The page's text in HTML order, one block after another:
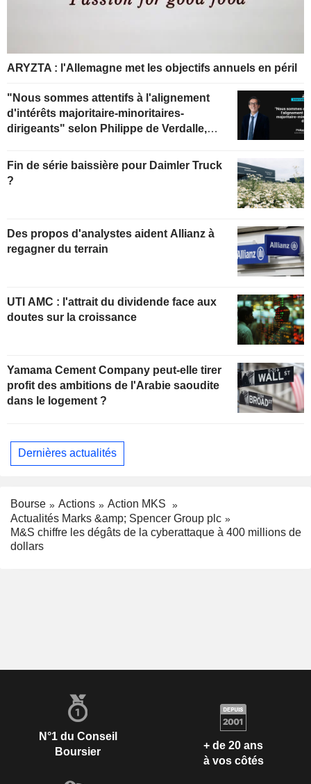
ARYZTA : l'Allemagne met les objectifs annuels en péril
"Nous sommes attentifs à l'alignement
d'intérêts majoritaire-minoritaires-
dirigeants" selon Philippe de Verdalle,
Fin de série baissière pour Daimler Truck
?
Des propos d'analystes aident Allianz à
regagner du terrain
UTI AMC : l'attrait du dividende face aux
doutes sur la croissance
Yamama Cement Company peut-elle tirer
profit des ambitions de l'Arabie saoudite
dans le logement ?
Dernières actualités
Bourse Actions
Action MKS
Actualités Marks &amp; Spencer Group plc
M&S chiffre les dégâts de la cyberattaque à 400 millions de
dollars
N°1 du Conseil
Boursier
+ de 20 ans
à vos côtés